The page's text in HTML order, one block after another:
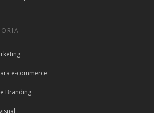
e-commerce
Branding